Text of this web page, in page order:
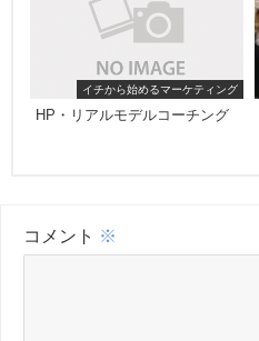
イチから始めるマーケティング
HP・リアルモデルコーチング
コメント ※